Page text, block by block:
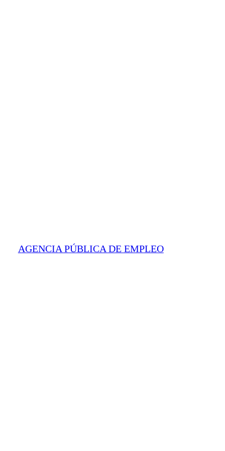
AGENCIA PÚBLICA DE EMPLEO